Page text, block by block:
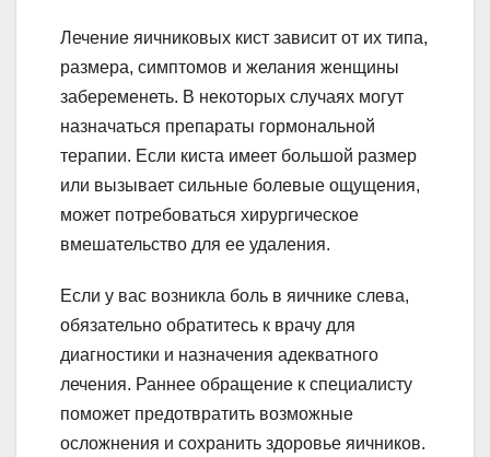
Лечение яичниковых кист зависит от их типа,
размера, симптомов и желания женщины
забеременеть. В некоторых случаях могут
назначаться препараты гормональной
терапии. Если киста имеет большой размер
или вызывает сильные болевые ощущения,
может потребоваться хирургическое
вмешательство для ее удаления.
Если у вас возникла боль в яичнике слева,
обязательно обратитесь к врачу для
диагностики и назначения адекватного
лечения. Раннее обращение к специалисту
поможет предотвратить возможные
осложнения и сохранить здоровье яичников.